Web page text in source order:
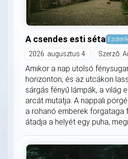
A csendes esti séta
2026. augusztus 4. Szerző:
Amikor a nap utolsó
horizonton, és az utcákon
sárgás fényű lámpák, a világ
arcát mutatja. A nappali
a rohanó emberek forgataga
átadja a helyét egy puha,